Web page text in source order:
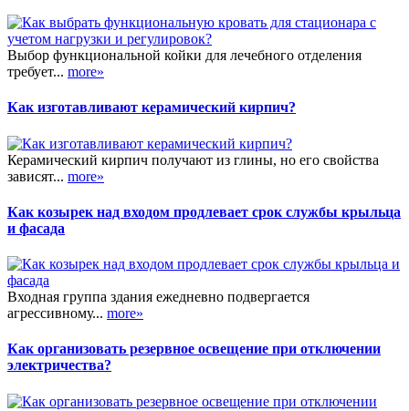
Выбор функциональной койки для лечебного отделения
требует... more»
Как изготавливают керамический кирпич?
Керамический кирпич получают из глины, но его свойства
зависят... more»
Как козырек над входом продлевает срок службы крыльца
и фасада
Входная группа здания ежедневно подвергается
агрессивному... more»
Как организовать резервное освещение при отключении
электричества?